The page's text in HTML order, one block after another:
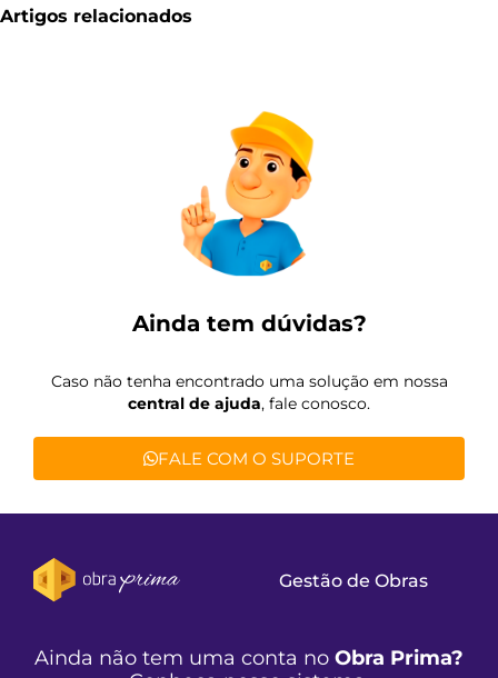
Artigos relacionados
Ainda tem dúvidas?
Caso não tenha encontrado uma solução em nossa
central de ajuda, fale conosco.
FALE COM O SUPORTE
Gestão de Obras
Ainda não tem uma conta no Obra Prima?